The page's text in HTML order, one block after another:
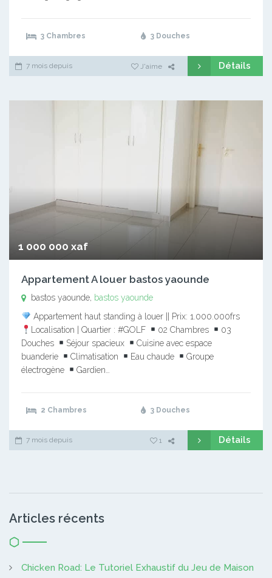
3 Chambres 3 Douches
7 mois depuis J'aime Détails
1 000 000 xaf
Appartement A louer bastos yaounde
bastos yaounde, bastos yaounde
Appartement haut standing à louer || Prix: 1.000.000frs
Localisation | Quartier : #GOLF
02 Chambres
03
Douches
Séjour spacieux
Cuisine avec espace
buanderie
Climatisation Eau chaude
Groupe
électrogène
Gardien…
2 Chambres 3 Douches
7 mois depuis 1 Détails
Articles récents
Chicken Road: Le Tutoriel Exhaustif du Jeu de Maison